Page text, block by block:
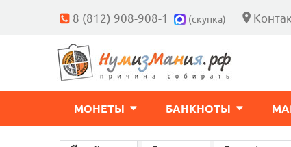
8 (812) 908-908-1 (скупка)
МОНЕТЫ БАНКНОТЫ